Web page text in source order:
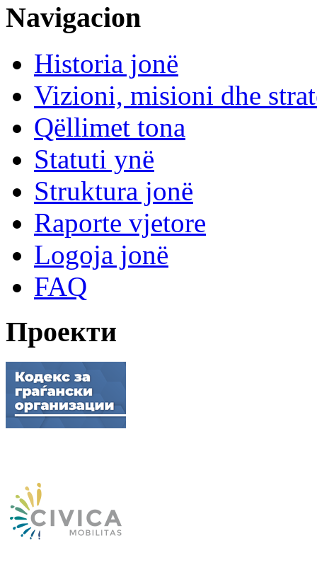
Navigacion
Historia jonë
Vizioni, misioni dhe
Qëllimet tona
Statuti ynë
Struktura jonë
Raporte vjetore
Logoja jonë
FAQ
Проекти